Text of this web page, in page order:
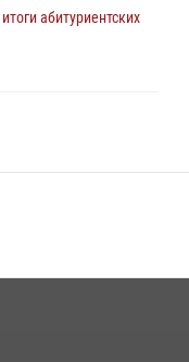
абитуриентских